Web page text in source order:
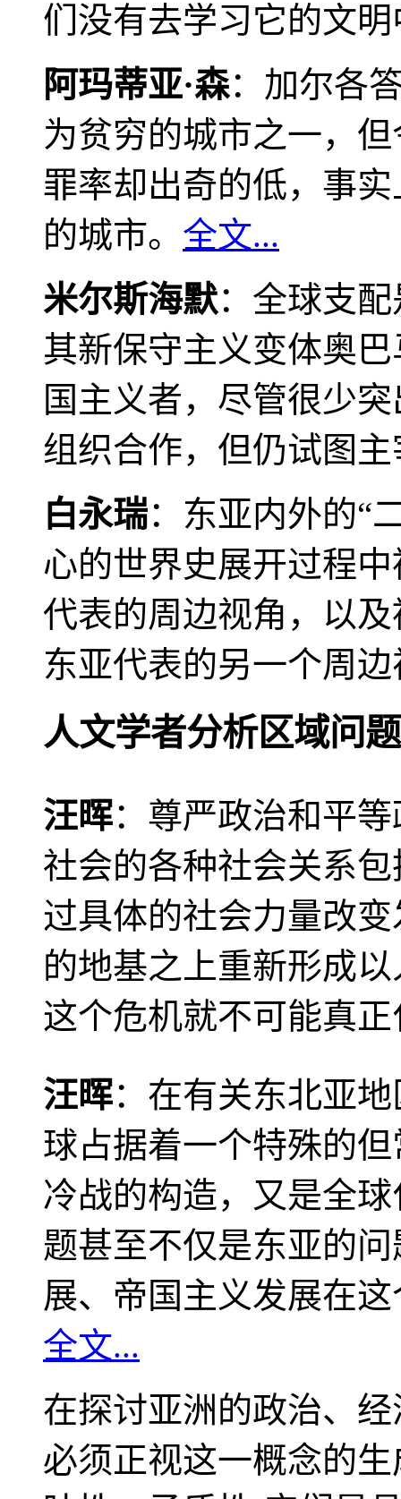
们没有去学习它的文
阿玛蒂亚·森：加尔各
为贫穷的城市之一，
罪率却出奇的低，事
的城市。 全文...
米尔斯海默：全球支
其新保守主义变体奥
国主义者，尽管很少
组织合作，但仍试图
白永瑞：东亚内外的“
心的世界史展开过程
代表的周边视角，以
东亚代表的另一个周
人文学者分析区域问题
汪晖：尊严政治和平
社会的各种社会关系
过具体的社会力量改
的地基之上重新形成
这个危机就不可能真
汪晖：在有关东北亚
球占据着一个特殊的
冷战的构造，又是全
题甚至不仅是东亚的
展、帝国主义发展在
全文...
在探讨亚洲的政治、
必须正视这一概念的